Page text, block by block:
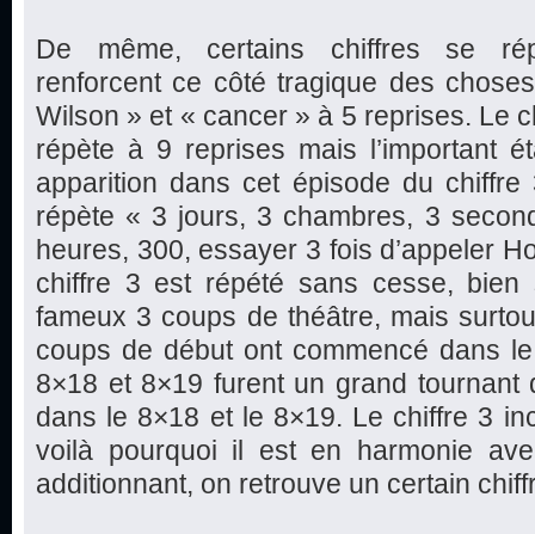
De même, certains chiffres se
renforcent ce côté tragique des
Wilson » et « cancer » à 5 reprises. Le
répète à 9 reprises mais l’important
apparition dans cet épisode du
répète « 3 jours, 3 chambres, 3
heures, 300, essayer 3 fois d’appeler
chiffre 3 est répété sans cesse, bien
fameux 3 coups de théâtre, mais
coups de début ont commencé dans
8×18 et 8×19 furent un grand tournant
dans le 8×18 et le 8×19. Le chiffre 3
voilà pourquoi il est en harmonie
additionnant, on retrouve un certain